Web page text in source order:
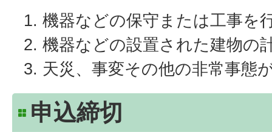
機器などの保守または工事を
機器などの設置された建物の
天災、事変その他の非常事態
申込締切